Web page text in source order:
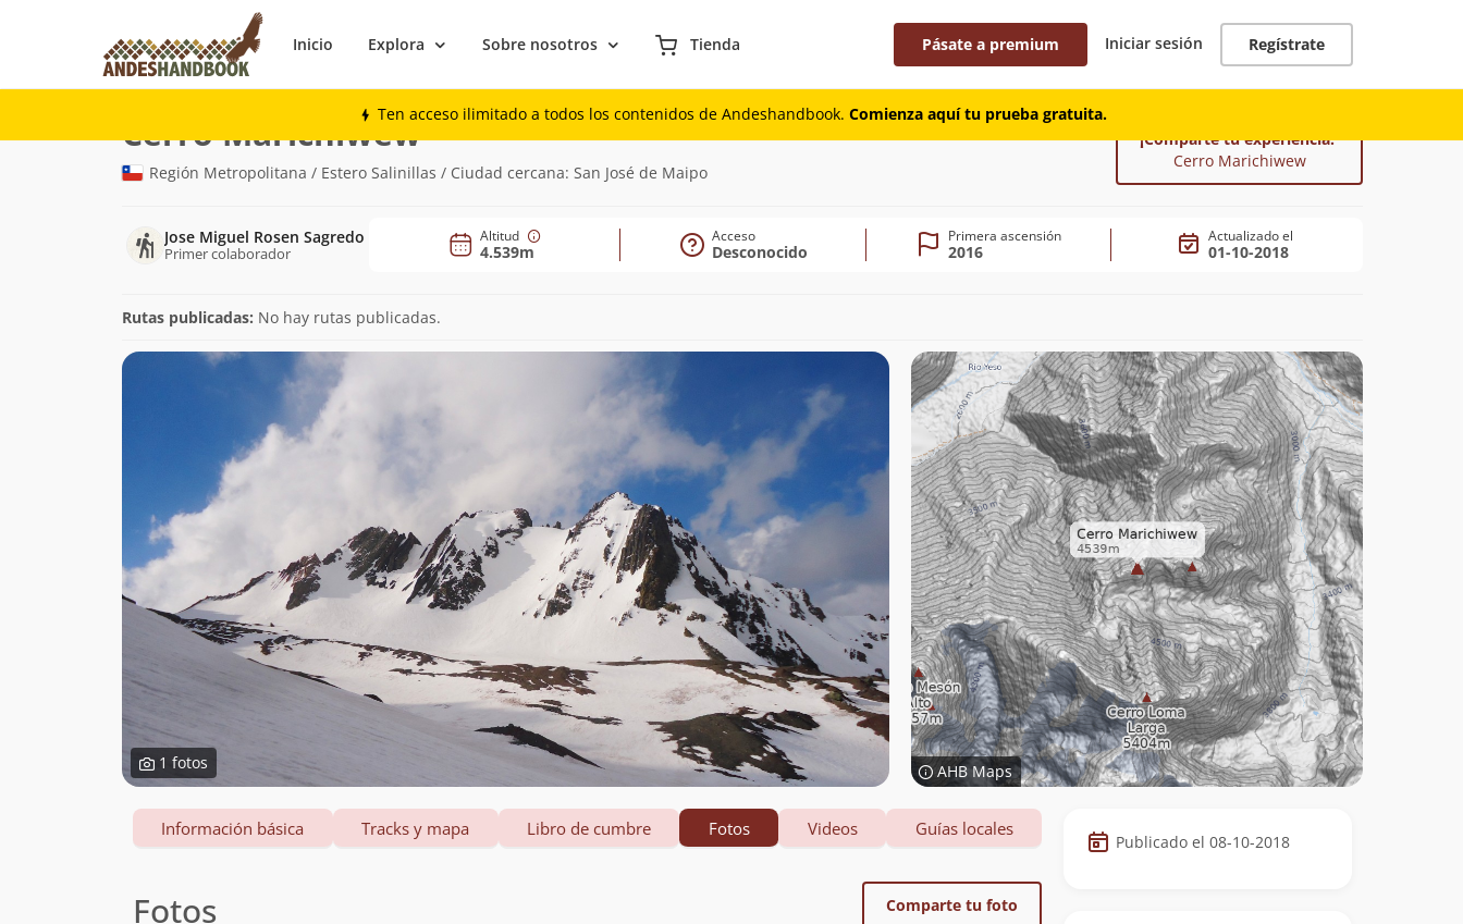
Inicio Explora Sobre nosotros Tienda Pásate a premium Iniciar sesión Regístrate
Ten acceso ilimitado a todos los contenidos de Andeshandbook. Comienza aquí tu prueba gratuita.
Montaña
Cerro Marichiwew(4.539m)
Región Metropolitana / Estero Salinillas / Ciudad cercana: San José de Maipo
¡Comparte tu experiencia!
Cerro Marichiwew
Jose Miguel Rosen Sagredo
Primer colaborador
Altitud
4.539m
Acceso
Desconocido
Primera ascensión
2016
Actualizado el
01-10-2018
Rutas publicadas: No hay rutas publicadas.
1 fotos AHB Maps
Datos
de
Publicado el 08-10-2018
Información básica Tracks y mapa Libro de cumbre Fotos Videos Guías locales
Fotos Comparte tu foto